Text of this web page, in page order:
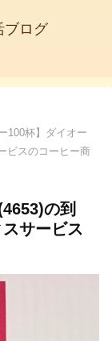
ブログ
100杯】ダイオー
ビスのコーヒー商
の到
サービス